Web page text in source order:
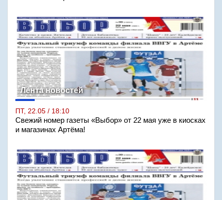
Лента новостей
ПТ, 22.05 / 18:10
Свежий номер газеты «Выбор» от 22 мая уже в киосках
и магазинах Артёма!